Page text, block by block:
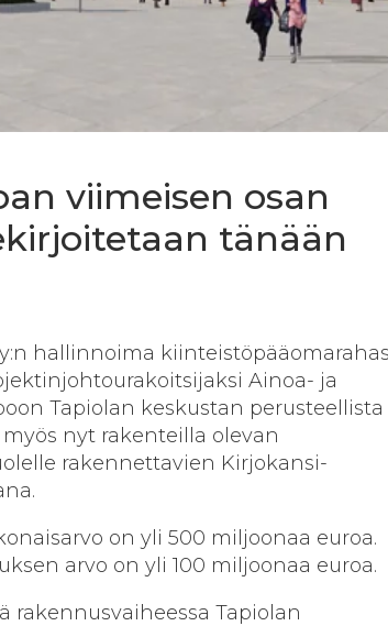
viimeisen osan
tänään
hallinnoima
Ainoa- ja
Tapiolan keskustan perusteellista
nyt rakenteilla olevan
rakennettavien Kirjokansi-
on yli 500 miljoonaa euroa.
arvo on yli 100 miljoonaa euroa.
rakennusvaiheessa Tapiolan